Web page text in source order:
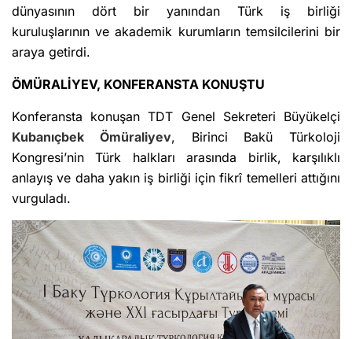
dünyasının dört bir yanından Türk iş birliği
kuruluşlarının ve akademik kurumların temsilcilerini bir
araya getirdi.
ÖMÜRALİYEV, KONFERANSTA KONUŞTU
Konferansta konuşan TDT Genel Sekreteri Büyükelçi
Kubanıçbek Ömüraliyev, Birinci Bakü Türkoloji
Kongresi’nin Türk halkları arasında birlik, karşılıklı
anlayış ve daha yakın iş birliği için fikrî temelleri attığını
vurguladı.